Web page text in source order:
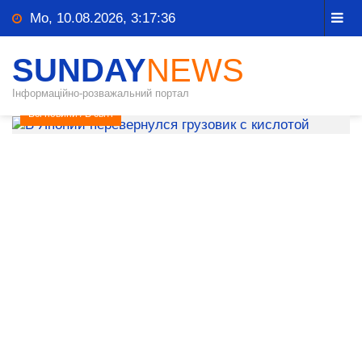
Mo, 10.08.2026, 3:17:36
SUNDAYNEWS
Інформаційно-розважальний портал
Всі новини/В світі